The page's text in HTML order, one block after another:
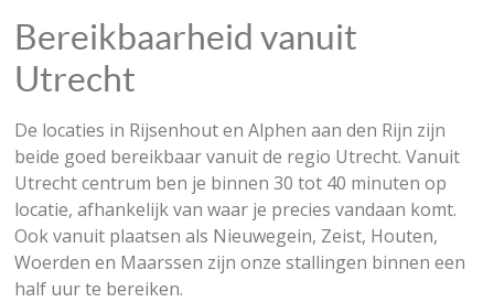
Bereikbaarheid vanuit
Utrecht
De locaties in Rijsenhout en Alphen aan den Rijn zijn
beide goed bereikbaar vanuit de regio Utrecht. Vanuit
Utrecht centrum ben je binnen 30 tot 40 minuten op
locatie, afhankelijk van waar je precies vandaan komt.
Ook vanuit plaatsen als Nieuwegein, Zeist, Houten,
Woerden en Maarssen zijn onze stallingen binnen een
half uur te bereiken.